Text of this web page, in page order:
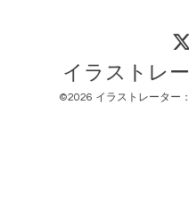
イラストレ
©2026 イラストレーター